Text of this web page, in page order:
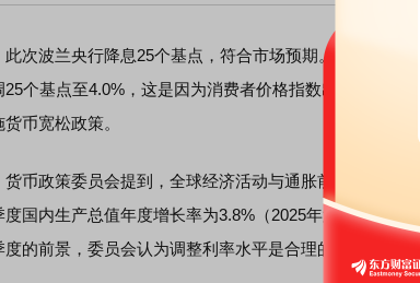
波兰央行降息25个基点，符合市场预期。此前 美国
25个基点至4.0%，这是因为消费者价格指数出人意料地
货币宽松政策。
政策委员会提到，全球经济活动与通胀前景的不确定
度国内生产总值年度增长率为3.8%（2025年第二季度为
度的前景，委员会认为调整利率水平是合理的。